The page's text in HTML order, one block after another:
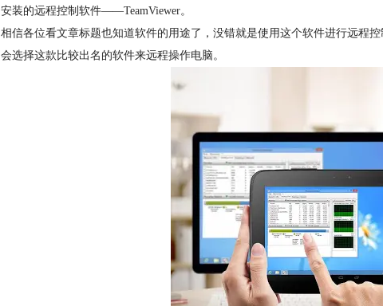
安装的远程控制软件——TeamViewer。
相信各位看文章标题也知道软件的用途了，没错就是使用这个软件进行远程
会选择这款比较出名的软件来远程操作电脑。